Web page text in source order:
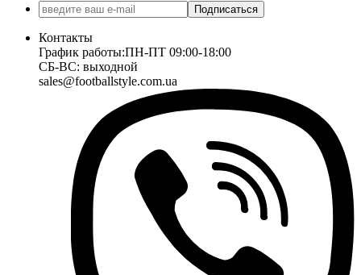
Подписаться
Контакты
График работы:ПН-ПТ 09:00-18:00
СБ-ВС: выходной
sales@footballstyle.com.ua